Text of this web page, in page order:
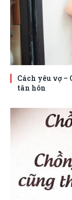
Cách yêu vợ –
tân hôn